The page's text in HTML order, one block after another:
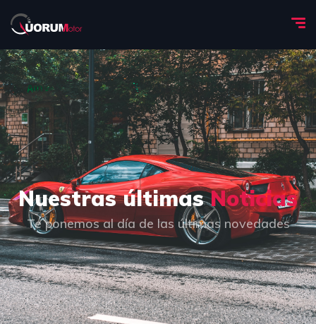
Nuestras últimasNoticias
Te ponemos al día de las últimas novedades